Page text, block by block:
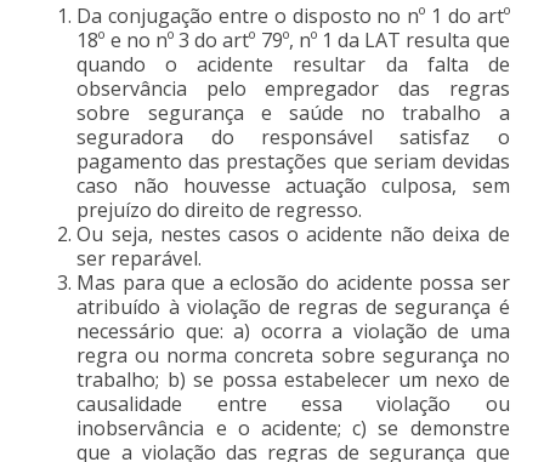
Da conjugação entre o disposto no nº 1 do artº
18º e no nº 3 do artº 79º, nº 1 da LAT resulta que
quando o acidente resultar da falta de
observância pelo empregador das regras
sobre segurança e saúde no trabalho a
seguradora do responsável satisfaz o
pagamento das prestações que seriam devidas
caso não houvesse actuação culposa, sem
prejuízo do direito de regresso.
Ou seja, nestes casos o acidente não deixa de
ser reparável.
Mas para que a eclosão do acidente possa ser
atribuído à violação de regras de segurança é
necessário que: a) ocorra a violação de uma
regra ou norma concreta sobre segurança no
trabalho; b) se possa estabelecer um nexo de
causalidade entre essa violação ou
inobservância e o acidente; c) se demonstre
que a violação das regras de segurança que